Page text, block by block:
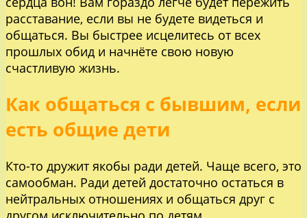
расставание, если вы не будете видеться и
общаться. Вы быстрее исцелитесь от всех
прошлых обид и начнёте свою новую
счастливую жизнь.
Как общаться с бывшим, если
есть общие дети
Кто-то дружит якобы ради детей. Чаще всего, это
самообман. Ради детей достаточно остаться в
нейтральных отношениях и общаться друг с